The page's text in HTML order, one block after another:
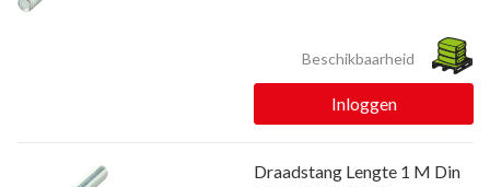
Beschikbaarheid
Inloggen
Draadstang Lengte 1 M Din